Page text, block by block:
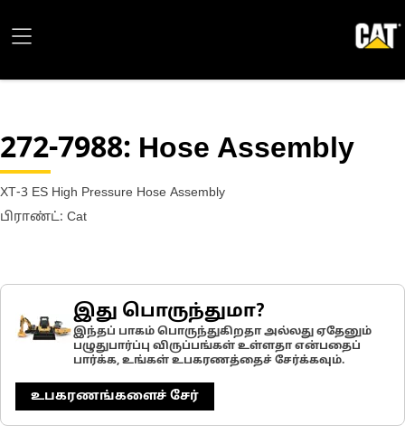
272-7988: Hose Assembly
XT-3 ES High Pressure Hose Assembly
பிராண்ட்: Cat
இது பொருந்துமா?
இந்தப் பாகம் பொருந்துகிறதா அல்லது ஏதேனும்
பழுதுபார்ப்பு விருப்பங்கள் உள்ளதா என்பதைப்
பார்க்க, உங்கள் உபகரணத்தைச் சேர்க்கவும்.
உபகரணங்களைச் சேர்